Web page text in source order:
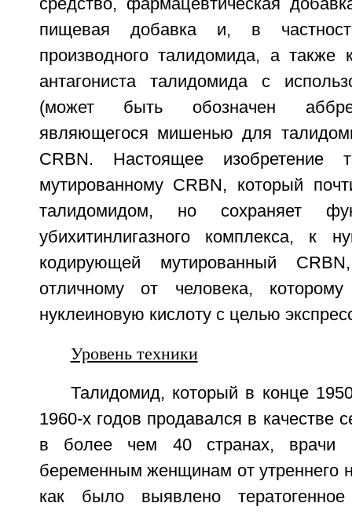
средство, фармацевтическая
пищевая добавка и, в
производного талидомида, а также
антагониста талидомида с
(может быть обозначен
являющегося мишенью для
CRBN. Настоящее изобретение
мутированному CRBN, который
талидомидом, но сохраняет
убихитинлигазного комплекса, к
кодирующей мутированный
отличному от человека,
нуклеиновую кислоту с целью
Уровень техники
Талидомид, который в конце
1960-х годов продавался в качестве
в более чем 40 странах, врачи
беременным женщинам от утреннего
как было выявлено